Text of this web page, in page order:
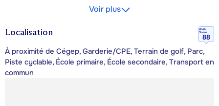
Voir plus
Localisation
Walk
Score
88
À proximité de Cégep, Garderie/CPE, Terrain de golf, Parc,
Piste cyclable, École primaire, École secondaire, Transport en
commun